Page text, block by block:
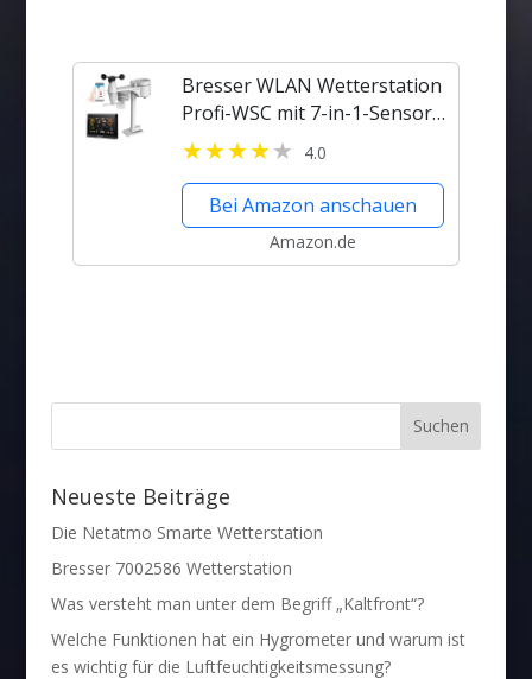
Bresser WLAN Wetterstation
Profi-WSC mit 7-in-1-Sensor,
Farbdisplay schwarz,
Alarmfunktion, für
Wettervorhersage,
Temperatur- &
Niederschlagsmessung
4.0
Bei Amazon anschauen
Amazon.de
Neueste Beiträge
Die Netatmo Smarte Wetterstation
Bresser 7002586 Wetterstation
Was versteht man unter dem Begriff „Kaltfront“?
Welche Funktionen hat ein Hygrometer und warum ist
es wichtig für die Luftfeuchtigkeitsmessung?